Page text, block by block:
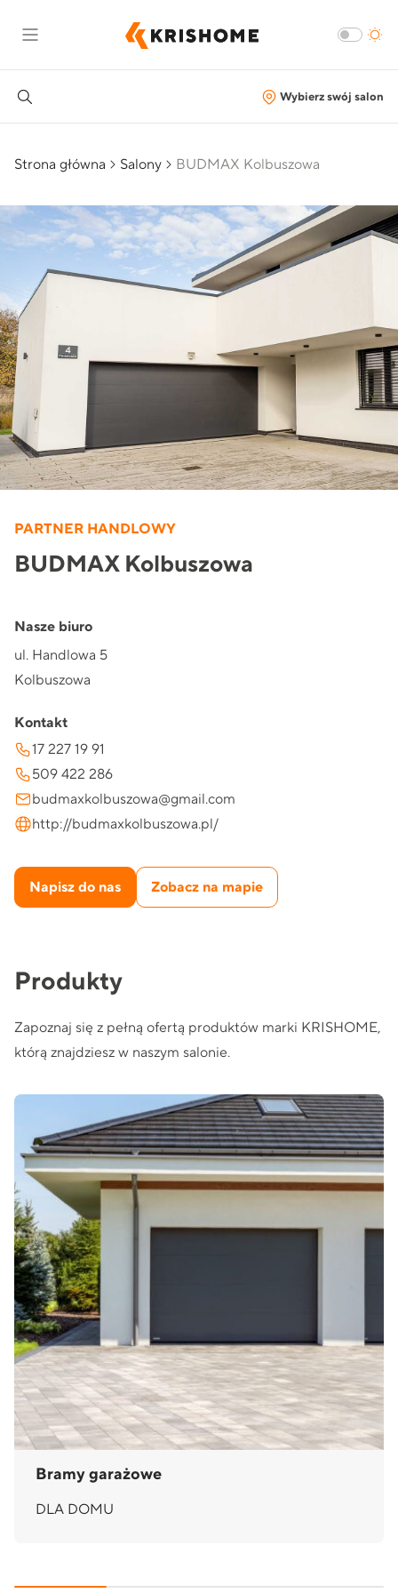
Wybierz swój salon
Strona główna Salony BUDMAX Kolbuszowa
PARTNER HANDLOWY
BUDMAX Kolbuszowa
Nasze biuro
ul. Handlowa 5
Kolbuszowa
Kontakt
17 227 19 91
509 422 286
budmaxkolbuszowa@gmail.com
http://budmaxkolbuszowa.pl/
Napisz do nas Zobacz na mapie
Produkty
Zapoznaj się z pełną ofertą produktów marki KRISHOME,
którą znajdziesz w naszym salonie.
Bramy garażowe
DLA DOMU